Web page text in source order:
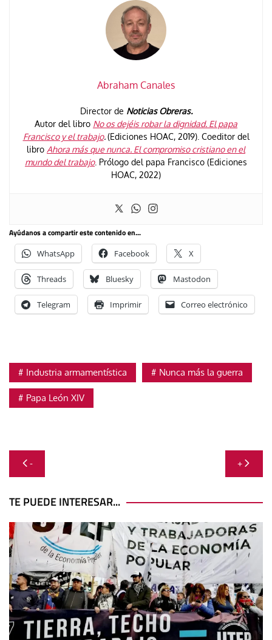
Abraham Canales
Director de Noticias Obreras.
Autor del libro No os dejéis robar la dignidad. El papa
Francisco y el trabajo.(Ediciones HOAC, 2019). Coeditor del
libro Ahora más que nunca. El compromiso cristiano en el
mundo del trabajo. Prólogo del papa Francisco (Ediciones
HOAC, 2022)
Ayúdanos a compartir este contenido en...
WhatsApp Facebook X
Threads Bluesky Mastodon
Telegram Imprimir Correo electrónico
Industria armamentística Nunca más la guerra
Papa León XIV
Navegación
de
entradas
- +
TE PUEDE INTERESAR...